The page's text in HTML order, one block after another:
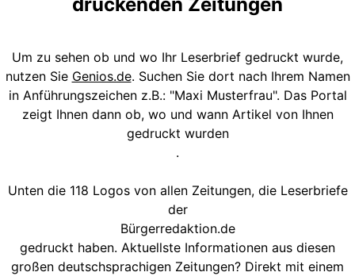
Um zu sehen ob und wo Ihr Leserbrief gedruckt wurde,
nutzen Sie Genios.de. Suchen Sie dort nach Ihrem Namen
in Anführungszeichen z.B.: "Maxi Musterfrau". Das Portal
zeigt Ihnen dann ob, wo und wann Artikel von Ihnen
gedruckt wurden
.
Unten die 118 Logos von allen Zeitungen, die Leserbriefe
der
Bürgerredaktion.de
gedruckt haben. Aktuellste Informationen aus diesen
großen deutschsprachigen Zeitungen? Direkt mit einem